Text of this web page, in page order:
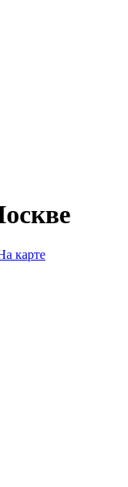
карте